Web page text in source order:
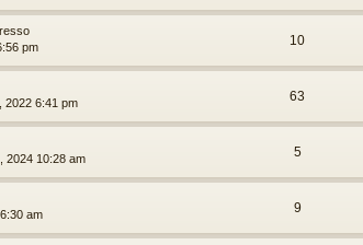
pm 10
2022 6:41 pm 63
2024 10:28 am 5
am 9